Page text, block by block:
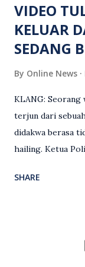
VIDEO
KELUAR
SEDANG
By Online News
KLANG: Seorang
terjun dari
didakwa berasa
hailing. Ketua
(2 Mei), berkata
ketika pengadu
SHARE